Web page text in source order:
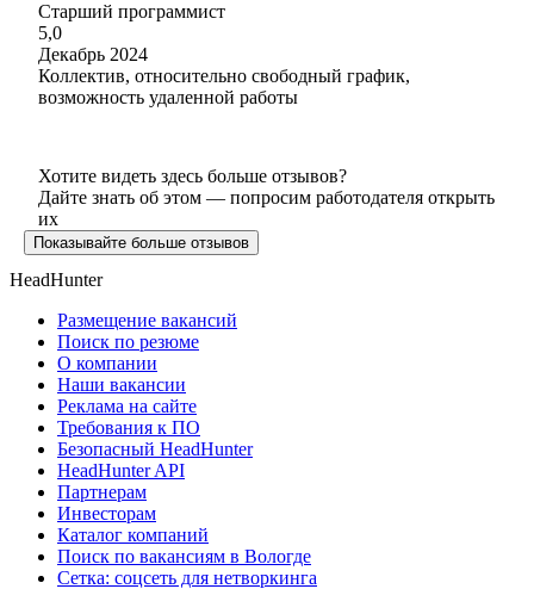
Старший программист
5,0
Декабрь 2024
Коллектив, относительно свободный график,
возможность удаленной работы
Хотите видеть здесь больше отзывов?
Дайте знать об этом — попросим работодателя открыть
их
Показывайте больше отзывов
HeadHunter
Размещение вакансий
Поиск по резюме
О компании
Наши вакансии
Реклама на сайте
Требования к ПО
Безопасный HeadHunter
HeadHunter API
Партнерам
Инвесторам
Каталог компаний
Поиск по вакансиям в Вологде
Сетка: соцсеть для нетворкинга